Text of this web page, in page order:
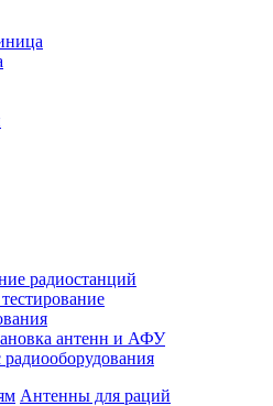
радиостанций
антенн и АФУ
Антенны для раций